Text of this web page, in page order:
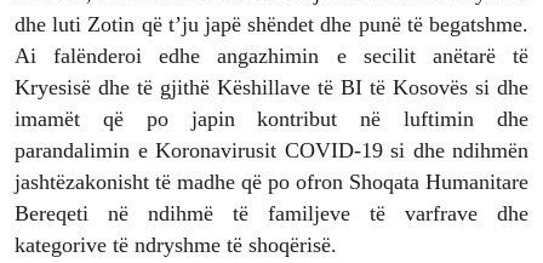
dhe luti Zotin që t’ju japë shëndet dhe punë të begatshme.
Ai falënderoi edhe angazhimin e secilit anëtarë të
Kryesisë dhe të gjithë Këshillave të BI të Kosovës si dhe
imamët që po japin kontribut në luftimin dhe
parandalimin e Koronavirusit COVID-19 si dhe ndihmën
jashtëzakonisht të madhe që po ofron Shoqata Humanitare
Bereqeti në ndihmë të familjeve të varfrave dhe
kategorive të ndryshme të shoqërisë.